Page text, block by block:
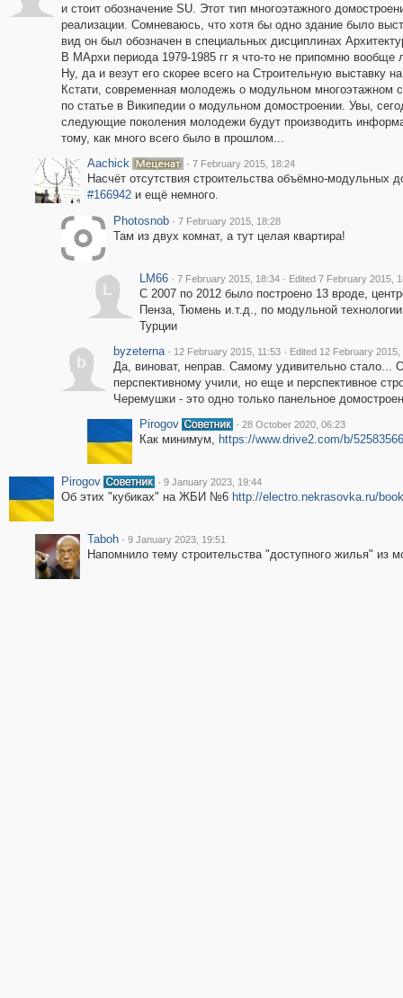
и стоит обозначение SU. Этот тип многоэтажного
реализации. Сомневаюсь, что хотя бы одно здание было
вид он был обозначен в специальных дисциплинах
В МАрхи периода 1979-1985 гг я что-то не припомню вообще
Ну, да и везут его скорее всего на Строительную выставку
Кстати, современная молодежь о модульном многоэтажном
по статье в Википедии о модульном домостроении. Увы,
следующие поколения молодежи будут производить
тому, как много всего было в прошлом...
Aachick
· 7 February 2015, 18:24
Насчёт отсутствия строительства объёмно-
#166942и ещё немного.
Photosnob · 7 February 2015, 18:28
Там из двух комнат, а тут целая квартира!
L
LM66 · 7 February 2015, 18:34 · Edited 7 February 2015,
С 2007 по 2012 было построено 13 вроде,
Пенза, Тюмень и.т.д., по модульной
Турции
b
byzeterna · 12 February 2015, 11:53 · Edited 12 February 2015,
Да, виноват, неправ. Самому удивительно стало...
перспективному учили, но еще и перспективное
Черемушки - это одно только панельное
Pirogov
· 28 October 2020, 06:23
Как минимум, https://www.drive2.com/b/
Pirogov · 9 January 2023, 19:44
Об этих "кубиках" на ЖБИ №6 http://electro.nekrasovka.ru/
Taboh · 9 January 2023, 19:51
Напомнило тему строительства "доступного жилья" из